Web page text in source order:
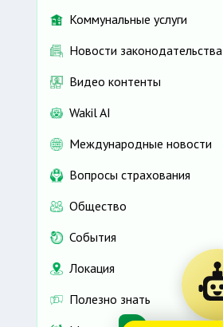
Коммунальные услуги
Новости законодательства
Видео контенты
Wakil AI
Международные новости
Вопросы страхования
Общество
События
Локация
Полезно знать